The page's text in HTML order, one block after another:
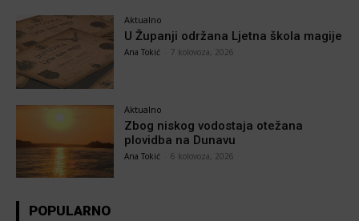
Aktualno
U Županji održana Ljetna škola magije
Ana Tokić 7 kolovoza, 2026
Aktualno
Zbog niskog vodostaja otežana
plovidba na Dunavu
Ana Tokić 6 kolovoza, 2026
POPULARNO